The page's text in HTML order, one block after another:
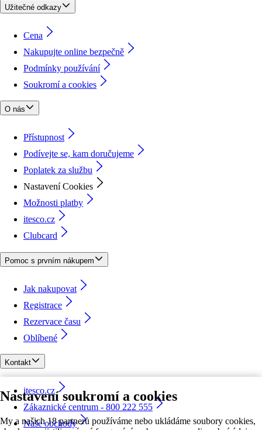
Nastavení soukromí a cookies
My a našich 18 partnerů používáme nebo ukládáme soubory cookies,
Užitečné odkazy
Cena
Nakupujte online bezpečně
Podmínky používání
Soukromí a cookies
O nás
Přístupnost
Podívejte se, kam doručujeme
Poplatek za službu
Nastavení Cookies
Možnosti platby
itesco.cz
Clubcard
Pomoc s prvním nákupem
Jak nakupovat
Registrace
Rezervace času
Oblíbené
Kontakt
itesco.cz
Zákaznické centrum - 800 222 555
Naše obchody